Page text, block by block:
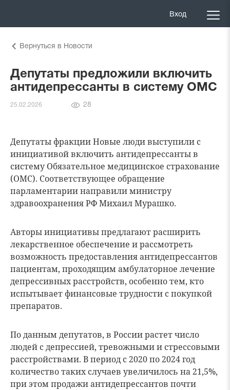
Вход
Вернуться в Новости
Депутаты предложили включить
антидепрессанты в систему ОМС
25.02.2026
Количество
28
Депутаты фракцииНовые людивыступили с
инициативой включить антидепрессанты в
систему Обязательное медицинское страхование
(ОМС). Соответствующее обращение
парламентарии направили министру
здравоохранения РФМихаил Мурашко.
Авторы инициативы предлагают расширить
лекарственное обеспечение и рассмотреть
возможность предоставления антидепрессантов
пациентам, проходящим амбулаторное лечение
депрессивных расстройств, особенно тем, кто
испытывает финансовые трудности с покупкой
препаратов.
По данным депутатов, в России растет число
людей с депрессией, тревожными и стрессовыми
расстройствами. В период с 2020 по 2024 год
количество таких случаев увеличилось на 21,5%,
при этом продажи антидепрессантов почти